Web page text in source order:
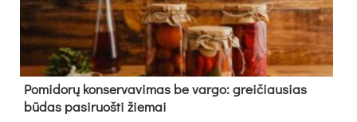
Pomidorų konservavimas be vargo: greičiausias
būdas pasiruošti žiemai